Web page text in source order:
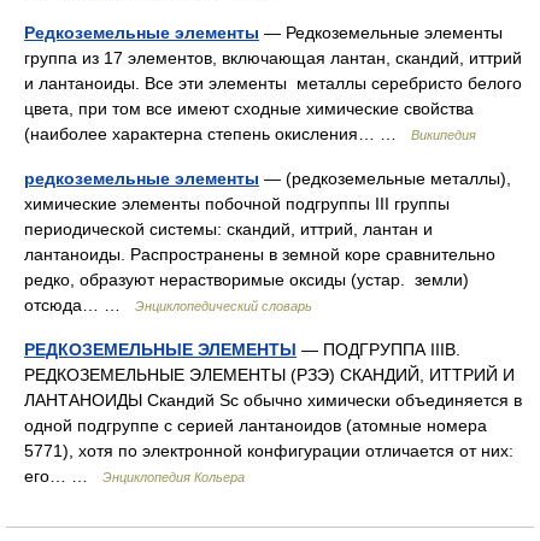
Редкоземельные элементы — Редкоземельные элементы
группа из 17 элементов, включающая лантан, скандий, иттрий
и лантаноиды. Все эти элементы металлы серебристо белого
цвета, при том все имеют сходные химические свойства
(наиболее характерна степень окисления… …
Википедия
редкоземельные элементы — (редкоземельные металлы),
химические элементы побочной подгруппы III группы
периодической системы: скандий, иттрий, лантан и
лантаноиды. Распространены в земной коре сравнительно
редко, образуют нерастворимые оксиды (устар. земли)
отсюда… …
Энциклопедический словарь
РЕДКОЗЕМЕЛЬНЫЕ ЭЛЕМЕНТЫ — ПОДГРУППА IIIB.
РЕДКОЗЕМЕЛЬНЫЕ ЭЛЕМЕНТЫ (РЗЭ) СКАНДИЙ, ИТТРИЙ И
ЛАНТАНОИДЫ Скандий Sc обычно химически объединяется в
одной подгруппе с серией лантаноидов (атомные номера
5771), хотя по электронной конфигурации отличается от них:
его… …
Энциклопедия Кольера